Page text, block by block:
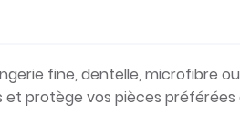
fine, dentelle, microfibre
protège vos pièces préférées